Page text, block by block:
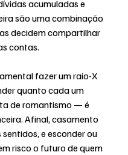
acumuladas e
são uma combinação
decidem compartilhar
contas.
fazer um raio-X
quanto cada um
de romantismo — é
Afinal, casamento
e esconder ou
risco o futuro de quem